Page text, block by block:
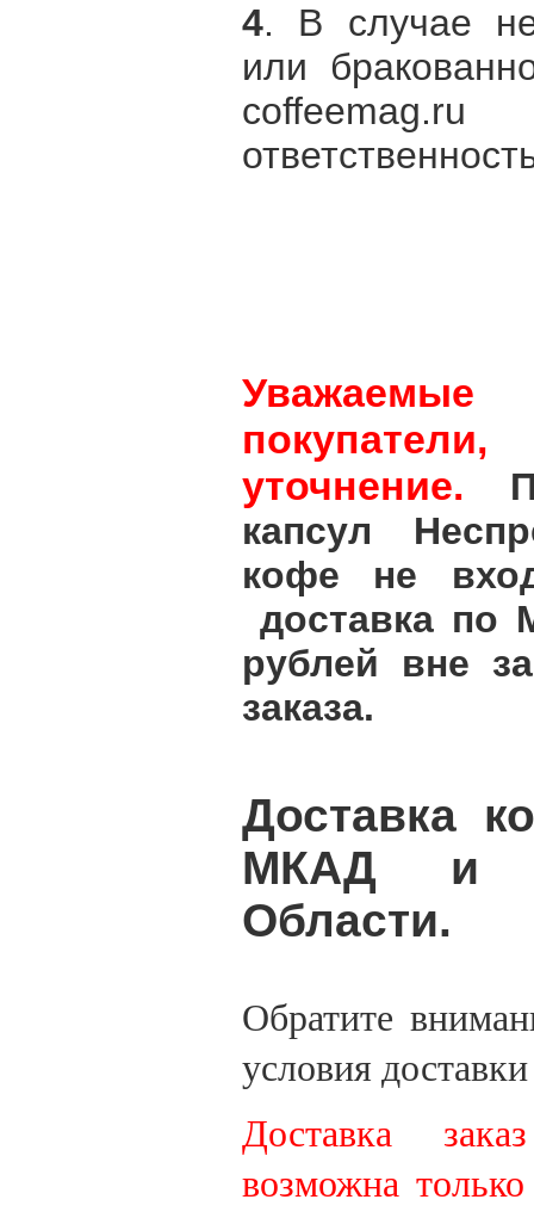
4. В случае
или
Уважаемые
покупатели,
уточнение.
капсул
кофе не
доставка по
рублей вне
заказа.
Доставка
МКАД и
Области.
Обратите
условия
Доставка
возможна